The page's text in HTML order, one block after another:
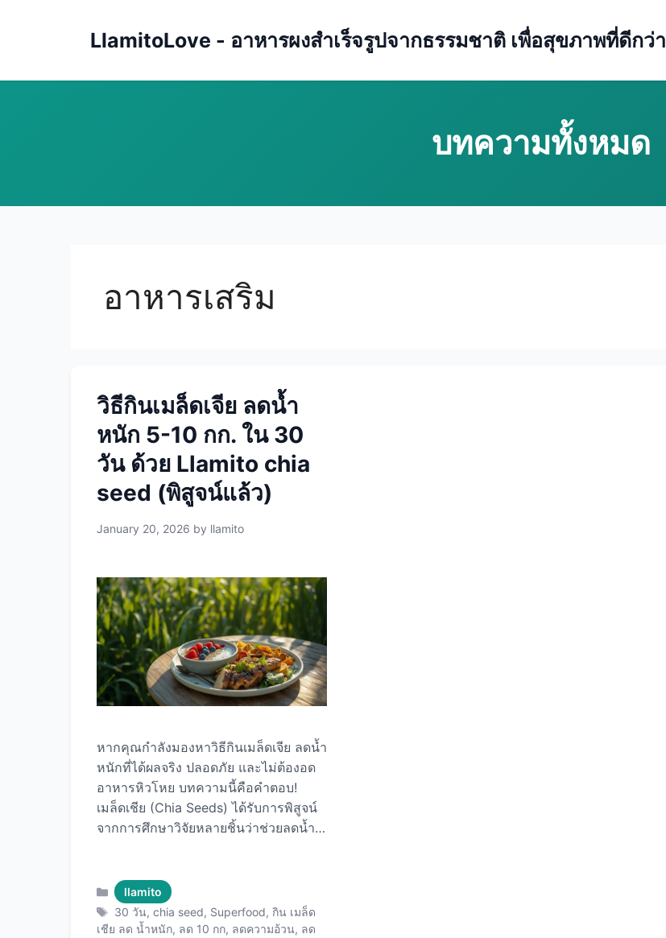
LlamitoLove - อาหารผงสำเร็จรูปจากธรรมชาติ เพื่อสุขภาพที่ดีกว่า
อาหารเสริม
วิธีกินเมล็ดเจีย ลดน้ำ
หนัก 5-10 กก. ใน 30
วัน ด้วย Llamito chia
seed (พิสูจน์แล้ว)
January 20, 2026 by llamito
หากคุณกำลังมองหาวิธีกินเมล็ดเจีย ลดน้ำ
หนักที่ได้ผลจริง ปลอดภัย และไม่ต้องอด
อาหารหิวโหย บทความนี้คือคำตอบ!
เมล็ดเชีย (Chia Seeds) ได้รับการพิสูจน์
จากการศึกษาวิจัยหลายชิ้นว่าช่วยลดน้ำ
เหมาะสม ในบทความนี้เราจะมาดู
แผนการลดน้ำหนัก 5-10 กิโลกรัมภายใน
30 วันอย่างละเอียด พร้อมตารางเมนู วิธี
Categories
llamito
Tags
30 วัน,chia seed, Superfood,กิน เมล็ด
เชีย ลด น้ำหนัก, ลด 10 กก, ลดความอ้วน, ลด